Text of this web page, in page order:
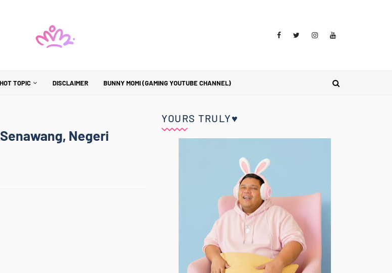
HOT TOPIC DISCLAIMER BUNNY MOMI (GAMING YOUTUBE CHANNEL)
Negeri
YOURS TRULY♥